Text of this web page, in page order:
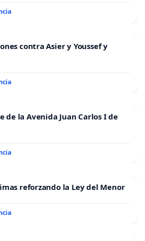
contra Asier y Youssef y
de la Avenida Juan Carlos I de
reforzando la Ley del Menor